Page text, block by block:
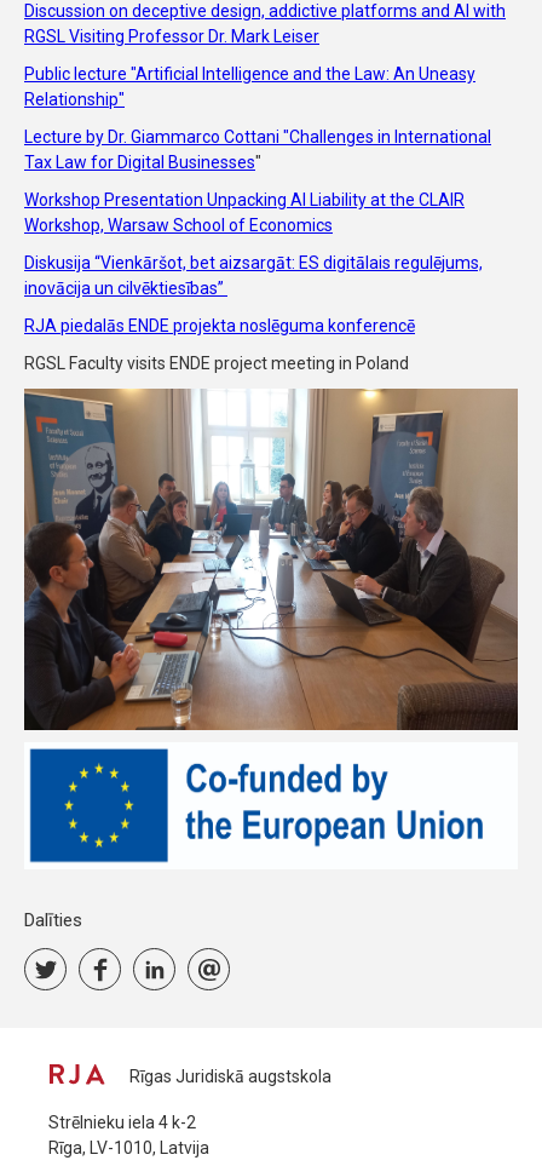
Discussion on deceptive design, addictive platforms and AI with
RGSL Visiting Professor Dr. Mark Leiser
Public lecture "Artificial Intelligence and the Law: An Uneasy
Relationship"
Lecture by Dr. Giammarco Cottani "Challenges in International
Tax Law for Digital Businesses"
Workshop Presentation Unpacking AI Liability at the CLAIR
Workshop, Warsaw School of Economics
Diskusija “Vienkāršot, bet aizsargāt: ES digitālais regulējums,
inovācija un cilvēktiesības”
RJA piedalās ENDE projekta noslēguma konferencē
RGSL Faculty visits ENDE project meeting in Poland
Dalīties
Rīgas Juridiskā augstskola
Strēlnieku iela 4 k-2
Rīga, LV-1010, Latvija